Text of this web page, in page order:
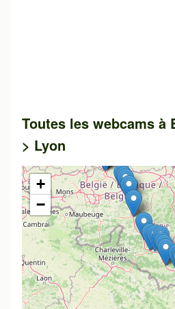
Toutes les webcams à
> Lyon
+
−